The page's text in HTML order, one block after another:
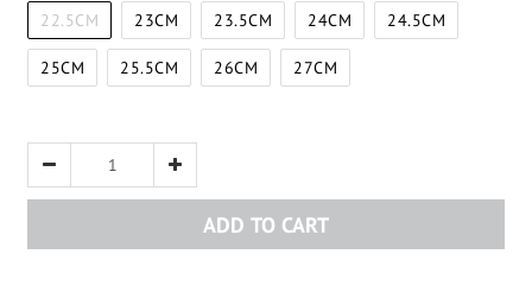
22.5CM 23CM 23.5CM 24CM 24.5CM
25CM 25.5CM 26CM 27CM
ADD TO CART